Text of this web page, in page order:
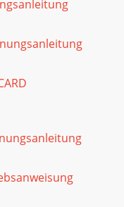
25Compressor /
и
панель
Она расположена